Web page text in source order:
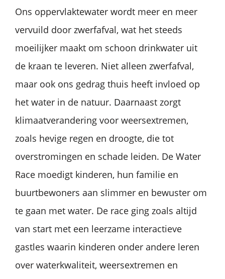
Ons oppervlaktewater wordt meer en meer
vervuild door zwerfafval, wat het steeds
moeilijker maakt om schoon drinkwater uit
de kraan te leveren. Niet alleen zwerfafval,
maar ook ons gedrag thuis heeft invloed op
het water in de natuur. Daarnaast zorgt
klimaatverandering voor weersextremen,
zoals hevige regen en droogte, die tot
overstromingen en schade leiden. De Water
Race moedigt kinderen, hun familie en
buurtbewoners aan slimmer en bewuster om
te gaan met water. De race ging zoals altijd
van start met een leerzame interactieve
gastles waarin kinderen onder andere leren
over waterkwaliteit, weersextremen en